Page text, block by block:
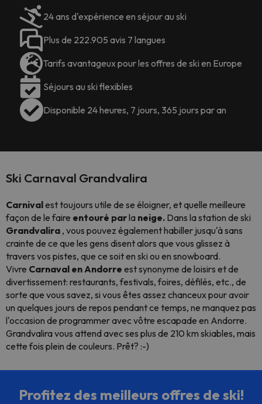
24 ans d'expérience en séjour au ski
Plus de 222.905 avis 7 langues
Tarifs avantageux pour les offres de ski en Europe
Séjours au ski flexibles
Disponible 24 heures, 7 jours, 365 jours par an
Ski Carnaval Grandvalira
Carnivalest toujours utile de se éloigner, et quelle meilleure
façon de le faire entouré parla neige. Dans la station de ski
Grandvalira , vous pouvez également habiller jusqu'à sans
crainte de ce que les gens disent alors que vous glissez à
travers vos pistes, que ce soit en ski ou en snowboard.
Vivre Carnaval en Andorre est synonyme de loisirs et de
divertissement: restaurants, festivals, foires, défilés, etc., de
sorte que vous savez, si vous êtes assez chanceux pour avoir
un quelques jours de repos pendant ce temps, ne manquez pas
l'occasion de programmer avec vôtre escapade en Andorre.
Grandvalira vous attend avec ses plus de 210 km skiables, mais
cette fois plein de couleurs. Prêt? :-)
Profitez des meilleurs offres de ski!